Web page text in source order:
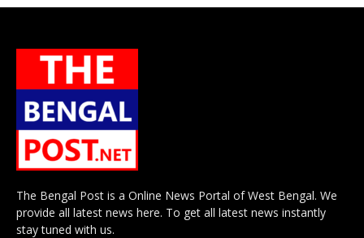
The Bengal Post is a Online News Portal of West Bengal. We
provide all latest news here. To get all latest news instantly
stay tuned with us.